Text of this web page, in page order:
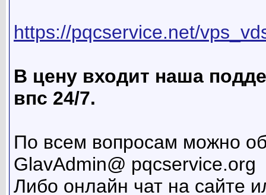
https://pqcservice.net/
В цену входит наша
впс 24/7.
По всем вопросам можно
GlavAdmin@ pqcservice.org
Либо онлайн чат на сайте